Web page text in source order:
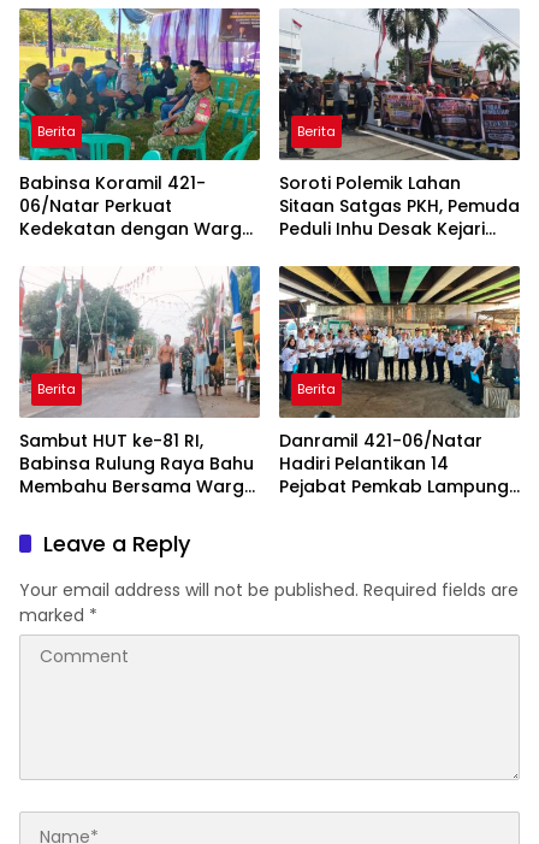
Paskibra di Dua
Kecamatan Jelang HUT RI
ke-81
Pariwisata Lampung
Selatan
Berita
Babinsa Koramil 421-
06/Natar Perkuat
Kedekatan dengan Warga
Sinergi di Natar dan
Tegineneng
Berita
Soroti Polemik Lahan
Sitaan Satgas PKH, Pemuda
Peduli Inhu Desak Kejari
PAS
Berita
Sambut HUT ke-81 RI,
Babinsa Rulung Raya Bahu
Membahu Bersama Warga
Berita
Danramil 421-06/Natar
Hadiri Pelantikan 14
Pejabat Pemkab Lampung
Leave a Reply
Your email address will not be published. Required fields are
marked *